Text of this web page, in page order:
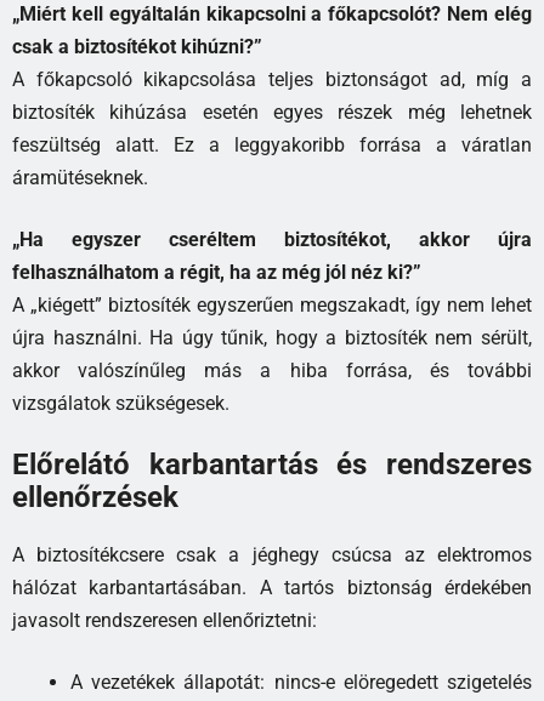
„Miért kell egyáltalán kikapcsolni a főkapcsolót? Nem elég
csak a biztosítékot kihúzni?”
A főkapcsoló kikapcsolása teljes biztonságot ad, míg a
biztosíték kihúzása esetén egyes részek még lehetnek
feszültség alatt. Ez a leggyakoribb forrása a váratlan
áramütéseknek.
„Ha egyszer cseréltem biztosítékot, akkor újra
felhasználhatom a régit, ha az még jól néz ki?”
A „kiégett” biztosíték egyszerűen megszakadt, így nem lehet
újra használni. Ha úgy tűnik, hogy a biztosíték nem sérült,
akkor valószínűleg más a hiba forrása, és további
vizsgálatok szükségesek.
Előrelátó karbantartás és rendszeres
ellenőrzések
A biztosítékcsere csak a jéghegy csúcsa az elektromos
hálózat karbantartásában. A tartós biztonság érdekében
javasolt rendszeresen ellenőriztetni:
A vezetékek állapotát: nincs-e elöregedett szigetelés